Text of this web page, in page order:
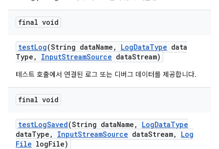
final void
testLog(String dataName , LogDataType data
Type , InputStreamSource dataStream)
테스트 호출에서 연결된 로그 또는 디버그 데이터를 제공합니다.
final void
testLogSaved(String dataName , LogDataType
dataType , InputStreamSource dataStream,
Log
File logFile)